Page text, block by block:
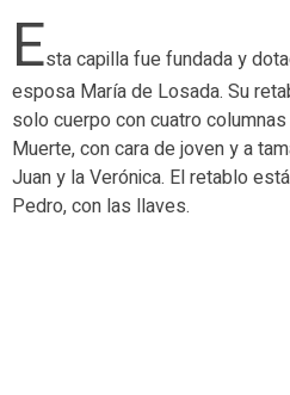
Esta capilla fue fundada y
esposa María de Losada. Su
solo cuerpo con cuatro
Muerte, con cara de joven y a
Juan y la Verónica. El retablo
Pedro, con las llaves.